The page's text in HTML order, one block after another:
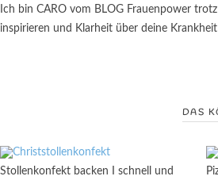
Ich bin CARO vom BLOG Frauenpower
inspirieren und Klarheit über deine
DAS
Stollenkonfekt backen I schnell und